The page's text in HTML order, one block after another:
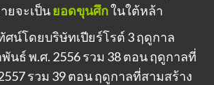
ยจะเป็นยอดขุนศึกในใต้หล้า
น์โดยบริษัทเปียร์โรต์ 3 ฤดูกาล
ธ์ พ.ศ. 2556 รวม 38 ตอน ฤดูกาลที่
รวม 39 ตอน ฤดูกาลที่สามสร้าง